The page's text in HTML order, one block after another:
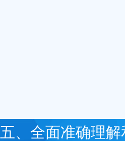
五、全面准确理